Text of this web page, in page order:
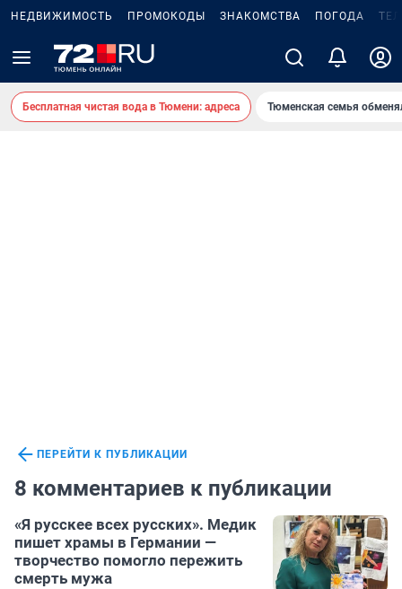
НЕДВИЖИМОСТЬ ПРОМОКОДЫ ЗНАКОМСТВА ПОГОДА
Бесплатная чистая вода в Тюмени: адреса Тюменская семья
ПЕРЕЙТИ К ПУБЛИКАЦИИ
8 комментариев к публикации
«Я русскее всех русских». Медик
пишет храмы в Германии —
творчество помогло пережить
смерть мужа